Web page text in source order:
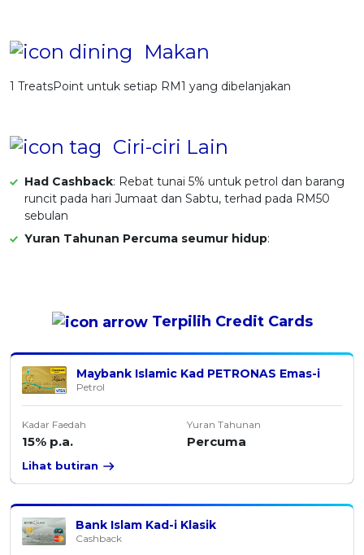
Makan
1 TreatsPoint untuk setiap RM1 yang dibelanjakan
Ciri-ciri Lain
Had Cashback: Rebat tunai 5% untuk petrol dan barang
runcit pada hari Jumaat dan Sabtu, terhad pada RM50
sebulan
Yuran Tahunan Percuma seumur hidup:
Terpilih Credit Cards
Maybank Islamic Kad PETRONAS Emas-i
Petrol
Kadar Faedah
15% p.a.
Yuran Tahunan
Percuma
Lihat butiran
Bank Islam Kad-i Klasik
Cashback